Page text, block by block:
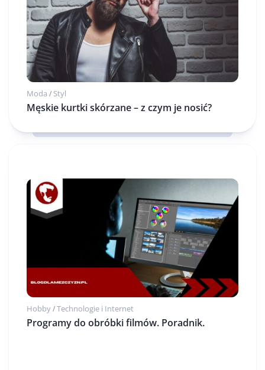
Moda / Styl
Męskie kurtki skórzane – z czym je nosić?
Hobby/Technologie i Internet
Programy do obróbki filmów. Poradnik.